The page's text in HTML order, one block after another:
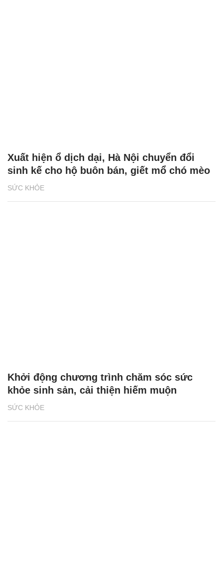
SỨC KHỎE
Xuất hiện ổ dịch dại, Hà Nội chuyển đổi
sinh kế cho hộ buôn bán, giết mổ chó mèo
SỨC KHỎE
Khởi động chương trình chăm sóc sức
khỏe sinh sản, cải thiện hiếm muộn